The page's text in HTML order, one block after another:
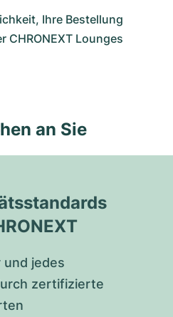
Ihre Bestellung
CHRONEXT Lounges
an Sie
und jedes
zertifizierte